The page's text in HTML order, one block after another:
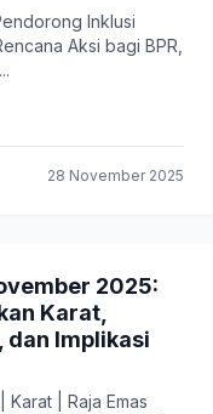
Inklusi
Aksi bagi BPR,
28 November 2025
2025:
Karat,
Implikasi
Karat | Raja Emas